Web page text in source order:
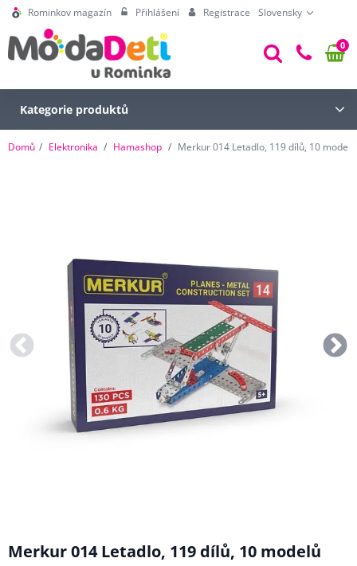
Rominkov magazín Přihlášení Registrace Slovensky
0
Kategorie produktů
Domů Elektronika Hamashop Merkur 014 Letadlo, 119 dílů, 10 modelů
Merkur 014 Letadlo, 119 dílů, 10 modelů